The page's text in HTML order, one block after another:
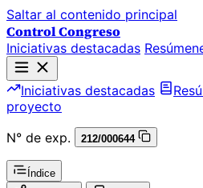
Saltar al contenido principal
Control Congreso
Iniciativas destacadas
Iniciativas destacadas
proyecto
N° de exp.
212/000644
Índice